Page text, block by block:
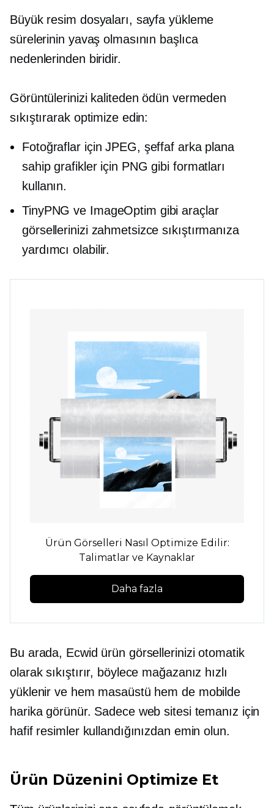
Büyük resim dosyaları, sayfa yükleme
sürelerinin yavaş olmasının başlıca
nedenlerinden biridir.
Görüntülerinizi kaliteden ödün vermeden
sıkıştırarak optimize edin:
Fotoğraflar için JPEG, şeffaf arka plana
sahip grafikler için PNG gibi formatları
kullanın.
TinyPNG ve ImageOptim gibi araçlar
görsellerinizi zahmetsizce sıkıştırmanıza
yardımcı olabilir.
Ürün Görselleri Nasıl Optimize Edilir:
Talimatlar ve Kaynaklar
Daha fazla
Bu arada, Ecwid ürün görsellerinizi otomatik
olarak sıkıştırır, böylece mağazanız hızlı
yüklenir ve hem masaüstü hem de mobilde
harika görünür. Sadece web sitesi temanız için
hafif resimler kullandığınızdan emin olun.
Ürün Düzenini Optimize Et